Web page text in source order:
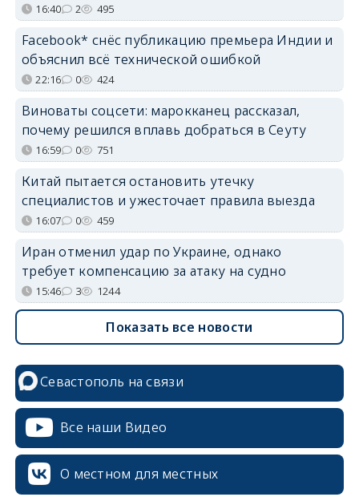
16:40 2 495
Facebook* снёс публикацию премьера Индии и
объяснил всё технической ошибкой
22:16 0 424
Виноваты соцсети: марокканец рассказал,
почему решился вплавь добраться в Сеуту
16:59 0 751
Китай пытается остановить утечку
специалистов и ужесточает правила выезда
16:07 0 459
Иран отменил удар по Украине, однако
требует компенсацию за атаку на судно
15:46 3 1244
Показать все новости
Севастополь на связи
Все наши Видео
О местном для местных